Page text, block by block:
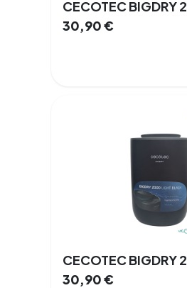
30,90€
30,90€